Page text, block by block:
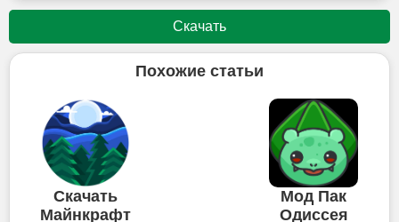
Скачать
Похожие статьи
Скачать
Майнкрафт
Мод Пак
Одиссея